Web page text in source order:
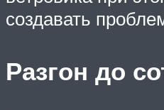
создавать
Разгон до